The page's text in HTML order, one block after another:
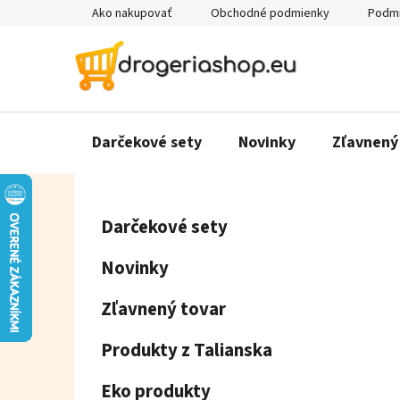
Ako nakupovať Obchodné podmienky
Darčekové sety Novinky
Preskočiť
kategórie
Darčekové sety
Novinky
Zľavnený tovar
Produkty z Talianska
Eko produkty